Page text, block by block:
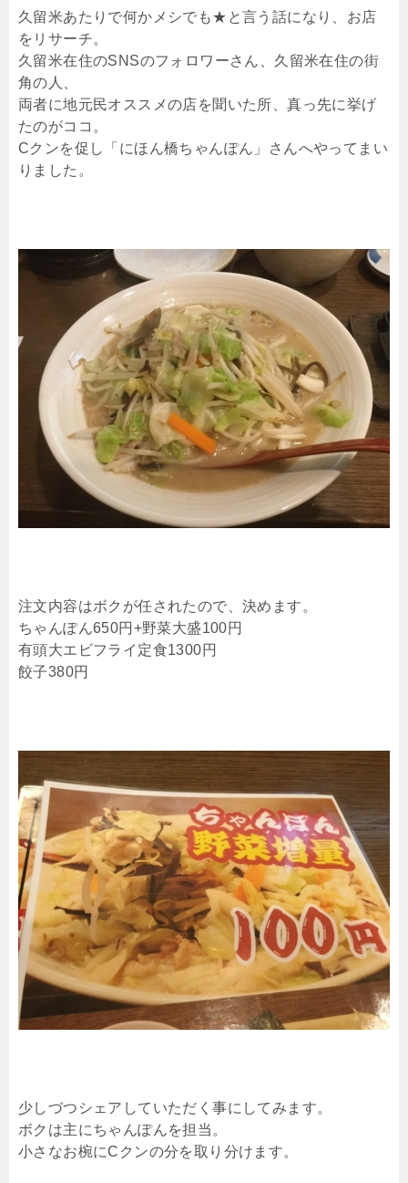
久留米あたりで何かメシでも★と言う話になり、お店
をリサーチ。
久留米在住のSNSのフォロワーさん、久留米在住の街
角の人、
両者に地元民オススメの店を聞いた所、真っ先に挙げ
たのがココ。
Cクンを促し「にほん橋ちゃんぽん」さんへやってまい
りました。
注文内容はボクが任されたので、決めます。
ちゃんぽん650円+野菜大盛100円
有頭大エビフライ定食1300円
餃子380円
少しづつシェアしていただく事にしてみます。
ボクは主にちゃんぽんを担当。
小さなお椀にCクンの分を取り分けます。